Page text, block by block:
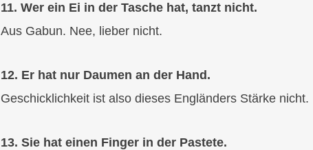
11. Wer ein Ei in der Tasche hat, tanzt nicht.
Aus Gabun. Nee, lieber nicht.
12. Er hat nur Daumen an der Hand.
Geschicklichkeit ist also dieses Engländers Stärke nicht.
13. Sie hat einen Finger in der Pastete.